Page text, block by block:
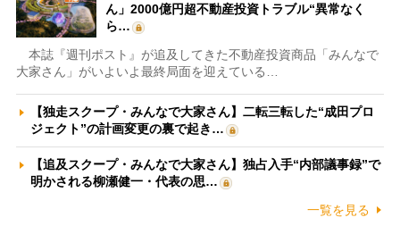
ん」2000億円超不動産投資トラブル“異常なく
ら…
本誌『週刊ポスト』が追及してきた不動産投資商品「みんなで
大家さん」がいよいよ最終局面を迎えている…
【独走スクープ・みんなで大家さん】二転三転した“成田プロ
ジェクト”の計画変更の裏で起き…
【追及スクープ・みんなで大家さん】独占入手“内部議事録”で
明かされる柳瀬健一・代表の思…
一覧を見る